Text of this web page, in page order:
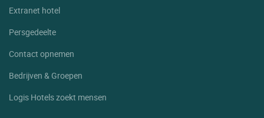
Extranet hotel
Persgedeelte
Contact opnemen
Bedrijven & Groepen
Logis Hotels zoekt mensen